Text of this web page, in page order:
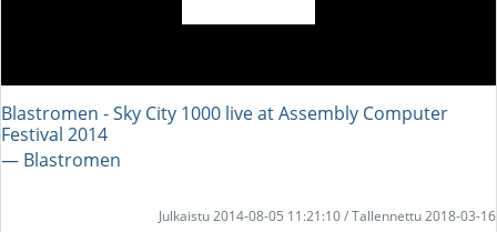
Blastromen - Sky City 1000 live at Assembly Computer
Festival 2014
― Blastromen
Julkaistu 2014-08-05 11:21:10 / Tallennettu 2018-03-16